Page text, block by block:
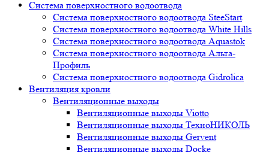
Система поверхностного водоотвода
Система поверхностного водоотвода SteeStart
Система поверхностного водоотвода White Hills
Система поверхностного водоотвода Aquastok
Система поверхностного водоотвода Альта-
Профиль
Система поверхностного водоотвода Gidrolica
Вентиляция кровли
Вентиляционные выходы
Вентиляционные выходы Viotto
Вентиляционные выходы ТехноНИКОЛЬ
Вентиляционные выходы Gervent
Вентиляционные выходы Docke